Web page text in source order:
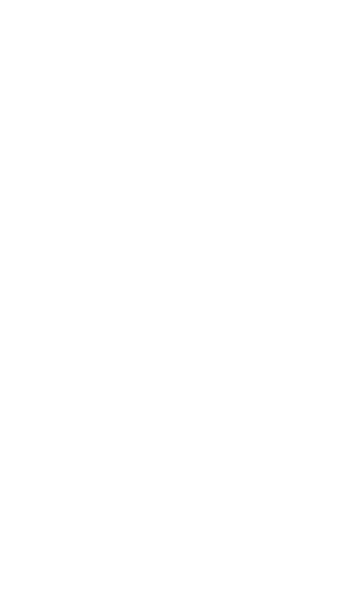
enfant n’abîme vos colliers précieux et
l'attention de votre bébé pendant que vous
d’allaitement ?
Dans les bras de sa mère, le nourrisson
Cela l'aidera à
sein ne pas toujours agréables. Parfois, le